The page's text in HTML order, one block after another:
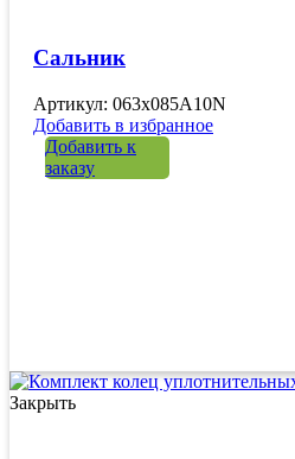
Сальник
Артикул: 063x085A10N
Добавить в избранное
Добавить к
заказу
Закрыть